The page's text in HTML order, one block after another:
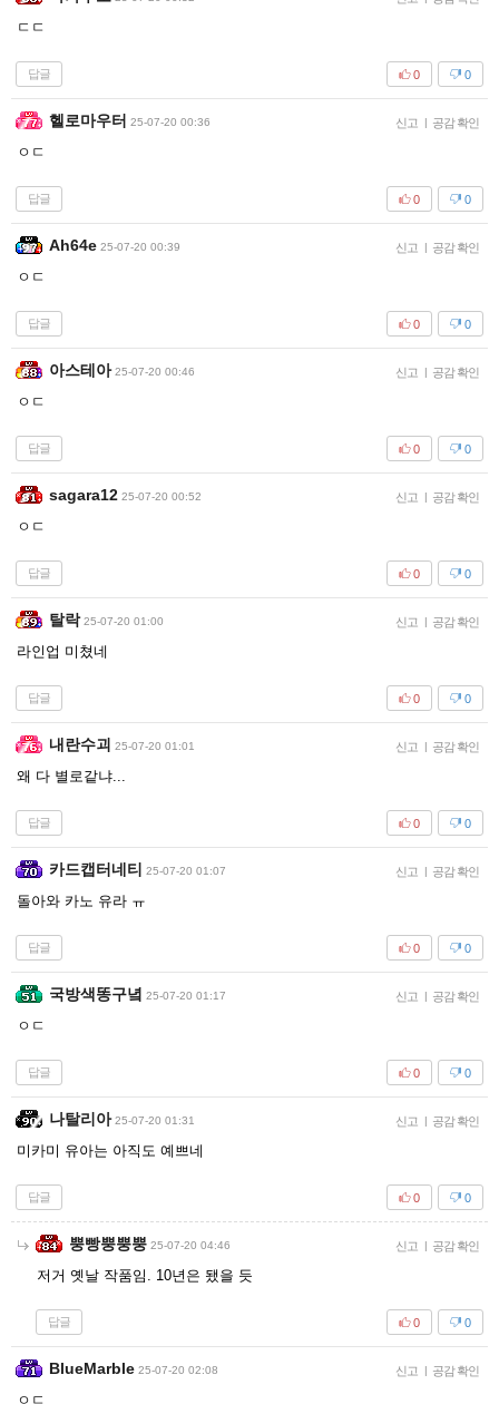
ㄷㄷ
답글 0
0
헬로마우터 25-07-20 00:36 신고 | 공감 확인
ㅇㄷ
답글 0
0
Ah64e 25-07-20 00:39 신고 | 공감 확인
ㅇㄷ
답글 0
0
아스테아 25-07-20 00:46 신고 | 공감 확인
ㅇㄷ
답글 0
0
sagara12 25-07-20 00:52 신고 | 공감 확인
ㅇㄷ
답글 0
0
탈락 25-07-20 01:00 신고 | 공감 확인
라인업 미쳤네
답글 0
0
내란수괴 25-07-20 01:01 신고 | 공감 확인
왜 다 별로같냐...
답글 0
0
카드캡터네티 25-07-20 01:07 신고 | 공감 확인
돌아와 카노 유라 ㅠ
답글 0
0
국방색똥구녘 25-07-20 01:17 신고 | 공감 확인
ㅇㄷ
답글 0
0
나탈리아 25-07-20 01:31 신고 | 공감 확인
미카미 유아는 아직도 예쁘네
답글 0
0
뿡빵뿡뿡뿡 25-07-20 04:46 신고 | 공감 확인
저거 옛날 작품임. 10년은 됐을 듯
답글 0
0
BlueMarble 25-07-20 02:08 신고 | 공감 확인
ㅇㄷ